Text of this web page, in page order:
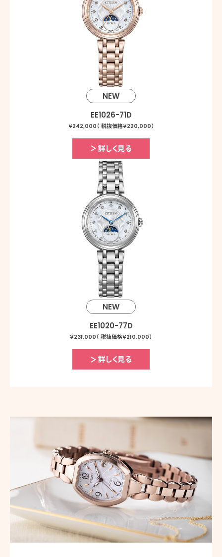
NEW
EE1026-71D
¥242,000（ 税抜価格¥220,000）
詳しく見る
NEW
EE1020-77D
¥231,000（ 税抜価格¥210,000）
詳しく見る